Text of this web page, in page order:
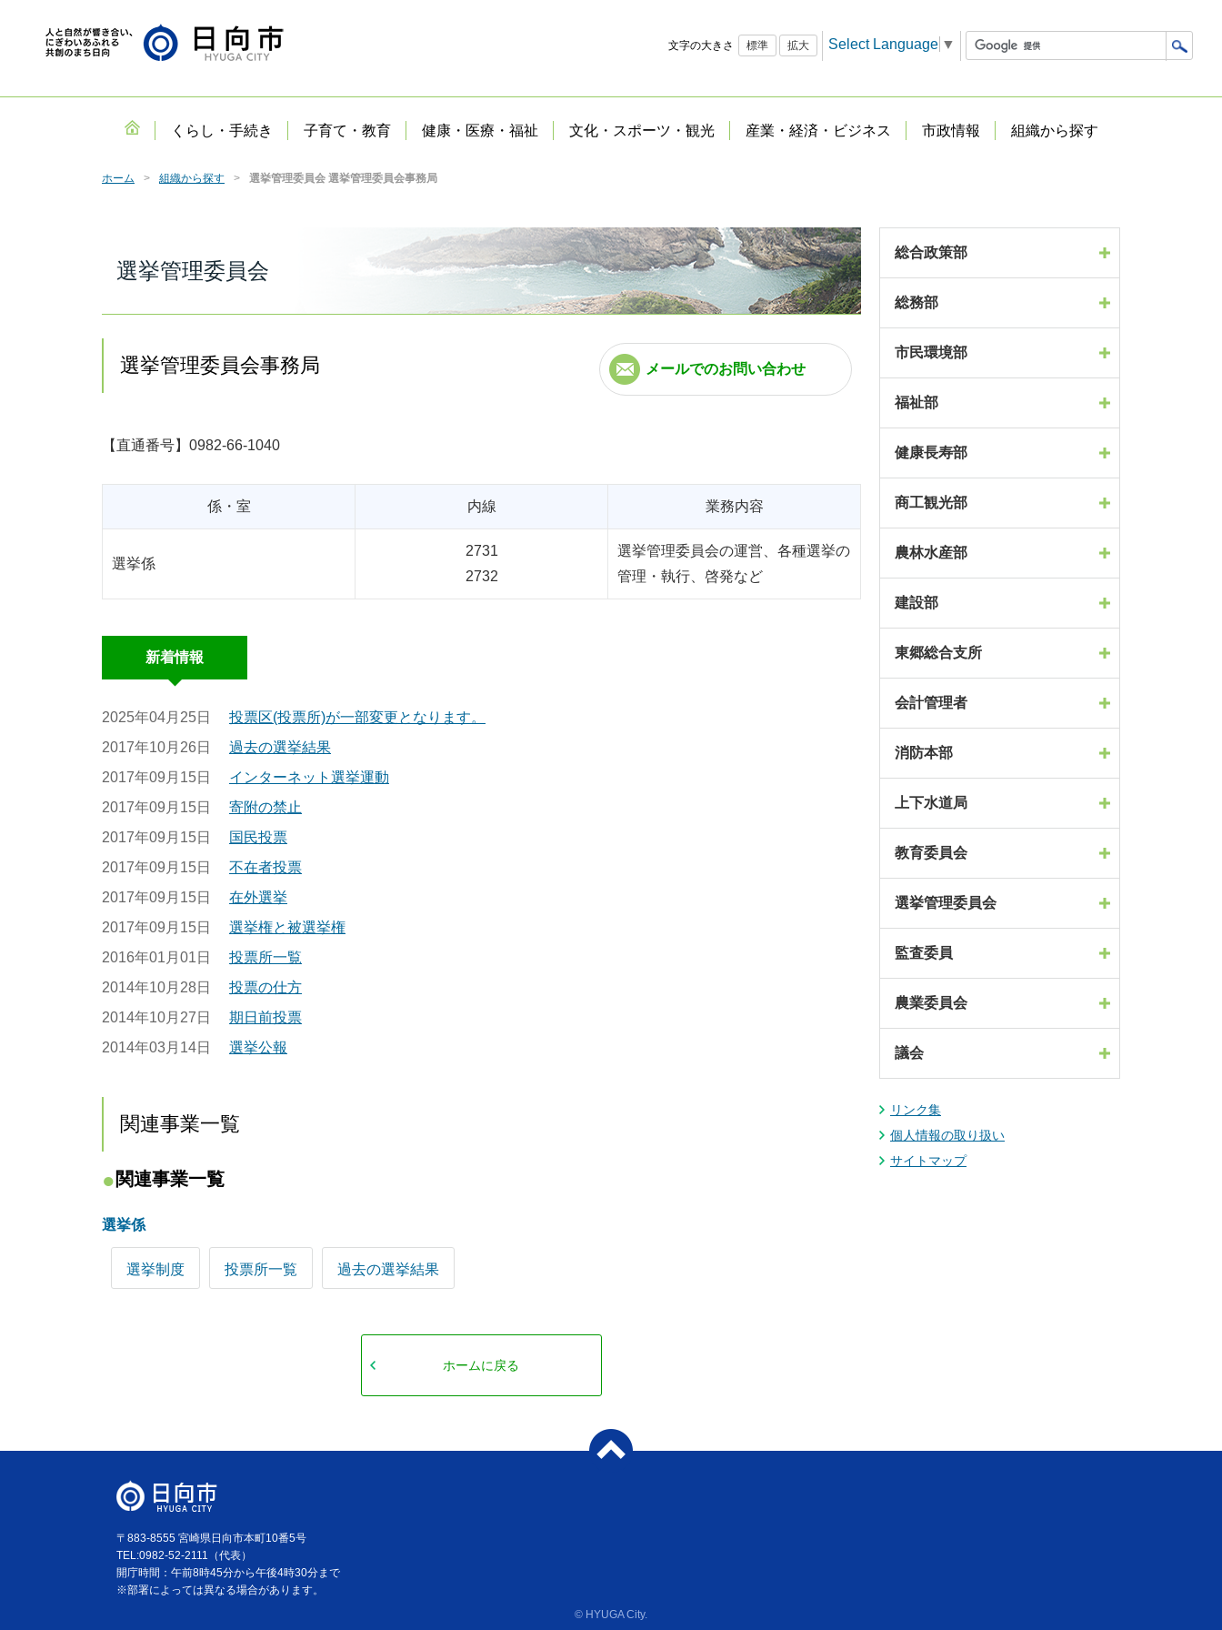
文字の大きさ 標準 拡大 Select Language ▼
くらし・手続き 子育て・教育 健康・医療・福祉 文化・スポーツ・観光 産業・経済・ビジネス 市政情報 組織から探す
ホーム 組織から探す 選挙管理委員会 選挙管理委員会事務局
選挙管理委員会
選挙管理委員会事務局 メールでのお問い合わせ
【直通番号】0982-66-1040
係・室 内線 業務内容
選挙係
2731
2732
選挙管理委員会の運営、各種選挙の
管理・執行、啓発など
新着情報
2025年04月25日
投票区(投票所)が一部変更となります。
2017年10月26日
過去の選挙結果
2017年09月15日
インターネット選挙運動
2017年09月15日
寄附の禁止
2017年09月15日
国民投票
2017年09月15日
不在者投票
2017年09月15日
在外選挙
2017年09月15日
選挙権と被選挙権
2016年01月01日
投票所一覧
2014年10月28日
投票の仕方
2014年10月27日
期日前投票
2014年03月14日
選挙公報
関連事業一覧
関連事業一覧
選挙係
選挙制度 投票所一覧 過去の選挙結果
ホームに戻る
総合政策部
総務部
市民環境部
福祉部
健康長寿部
商工観光部
農林水産部
建設部
東郷総合支所
会計管理者
消防本部
上下水道局
教育委員会
選挙管理委員会
監査委員
農業委員会
議会
リンク集
個人情報の取り扱い
サイトマップ
〒883-8555 宮崎県日向市本町10番5号
TEL:0982-52-2111（代表）
開庁時間：午前8時45分から午後4時30分まで
※部署によっては異なる場合があります。
© HYUGA City.